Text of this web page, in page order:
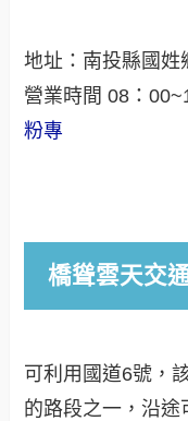
地址：南投縣國姓
營業時間 08：
粉專
橋聳雲天交
可利用國道6號，
的路段之一，沿